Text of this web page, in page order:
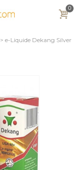
0
> e-Liquide Dekang Silver